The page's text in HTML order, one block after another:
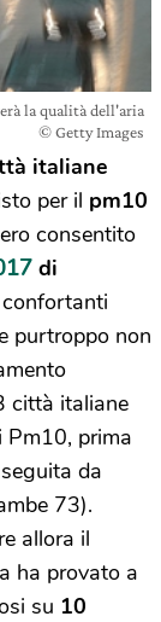
la qualità dell'aria
© Getty Images
italiane
per il pm10
consentito
di
purtroppo non
città italiane
Pm10, prima
da
73).
allora il
ha provato a
su 10